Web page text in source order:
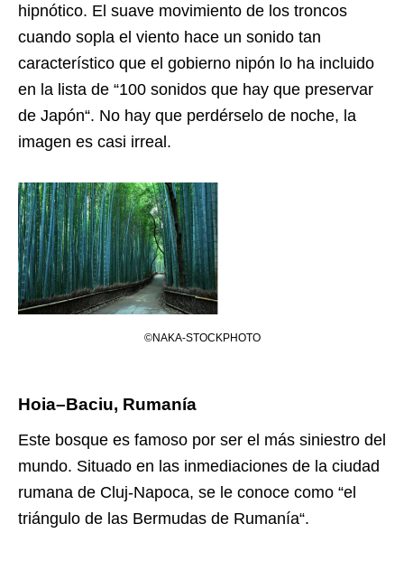
hipnótico. El suave movimiento de los troncos
cuando sopla el viento hace un sonido tan
característico que el gobierno nipón lo ha incluido
en la lista de “100 sonidos que hay que preservar
de Japón“. No hay que perdérselo de noche, la
imagen es casi irreal.
©NAKA-STOCKPHOTO
Hoia–Baciu, Rumanía
Este bosque es famoso por ser el más siniestro del
mundo. Situado en las inmediaciones de la ciudad
rumana de Cluj-Napoca, se le conoce como “el
triángulo de las Bermudas de Rumanía“.